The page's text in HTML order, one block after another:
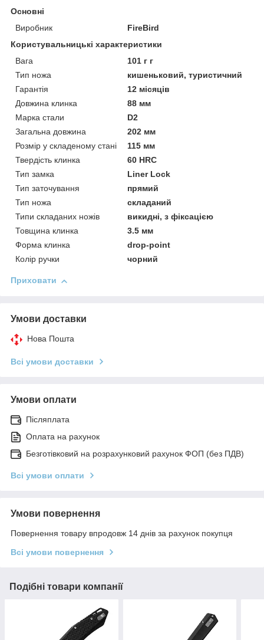
Основні
Виробник
FireBird
Користувальницькі характеристики
Вага
101 г г
Тип ножа
кишеньковий, туристичний
Гарантія
12 місяців
Довжина клинка
88 мм
Марка стали
D2
Загальна довжина
202 мм
Розмір у складеному стані
115 мм
Твердість клинка
60 HRC
Тип замка
Liner Lock
Тип заточування
прямий
Тип ножа
складаний
Типи складаних ножів
викидні, з фіксацією
Товщина клинка
3.5 мм
Форма клинка
drop-point
Колір ручки
чорний
Приховати
Умови доставки
Нова Пошта
Всі умови доставки
Умови оплати
Післяплата
Оплата на рахунок
Безготівковий на розрахунковий рахунок ФОП (без ПДВ)
Всі умови оплати
Умови повернення
Повернення товару впродовж 14 днів за рахунок покупця
Всі умови повернення
Подібні товари компанії